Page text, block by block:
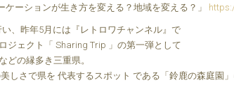
ケーションが生き方を変える？地域を変える？」
、昨年5月には『レトロワチャンネル』で
ジェクト「 Sharing Trip 」の第一弾として
どの縁多き三重県。
しさで県を 代表するスポット である「鈴鹿の森庭園」